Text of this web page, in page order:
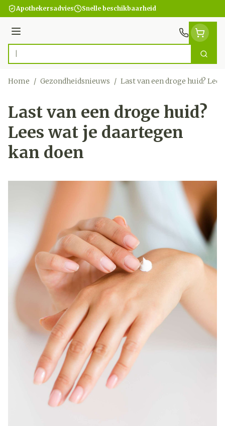
Ga naar de inhoud
Apothekersadvies Snelle beschikbaarheid
Menu
Product, merk, categorie... Zoek
Home / Gezondheidsnieuws / Last van een droge huid?
Last van een droge huid?
Lees wat je daartegen
kan doen